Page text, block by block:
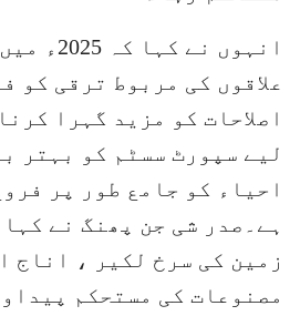
انہوں نے
علاقوں کی مربوط ترقی کو
اصلاحات کو مزید گہرا
لیے سپورٹ سسٹم کو بہتر
احیاء کو جامع طور پر
ہے۔صدر شی جن پھنگ نے
زمین کی سرخ لکیر ، اناج
مصنوعات کی مستحکم